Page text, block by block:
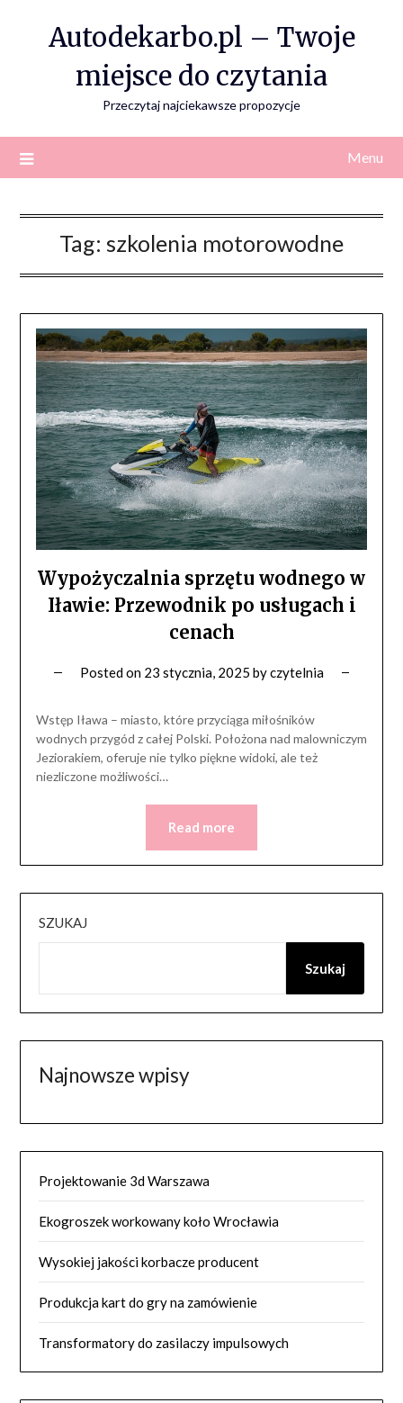
Autodekarbo.pl – Twoje
miejsce do czytania
Przeczytaj najciekawsze propozycje
Menu
Tag: szkolenia motorowodne
Wypożyczalnia sprzętu wodnego w
Iławie: Przewodnik po usługach i
cenach
Posted on 23 stycznia, 2025 byczytelnia
Wstęp Iława – miasto, które przyciąga miłośników
wodnych przygód z całej Polski. Położona nad malowniczym
Jeziorakiem, oferuje nie tylko piękne widoki, ale też
niezliczone możliwości…
Read more
SZUKAJ
Szukaj
Najnowsze wpisy
Projektowanie 3d Warszawa
Ekogroszek workowany koło Wrocławia
Wysokiej jakości korbacze producent
Produkcja kart do gry na zamówienie
Transformatory do zasilaczy impulsowych